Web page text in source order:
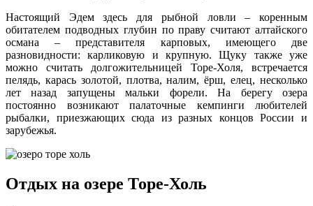
Настоящий Эдем здесь для рыбной ловли – коренным
обитателем подводных глубин по праву считают алтайского
османа – представителя карповых, имеющего две
разновидности: карликовую и крупную. Щуку также уже
можно считать долгожительницей Торе-Холя, встречается
пелядь, карась золотой, плотва, налим, ёрш, елец, несколько
лет назад запущены мальки форели. На берегу озера
постоянно возникают палаточные кемпинги любителей
рыбалки, приезжающих сюда из разных концов России и
зарубежья.
Отдых на озере Торе-Холь